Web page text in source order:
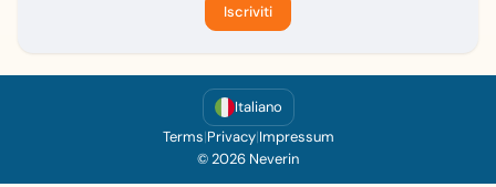
Iscriviti
Italiano
Terms|Privacy|Impressum
© 2026 Neverin